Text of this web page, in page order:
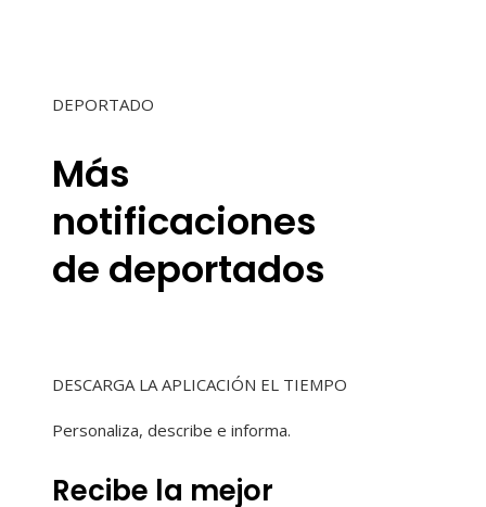
DEPORTADO
Más
notificaciones
de deportados
DESCARGA LA APLICACIÓN EL TIEMPO
Personaliza, describe e informa.
Recibe la mejor